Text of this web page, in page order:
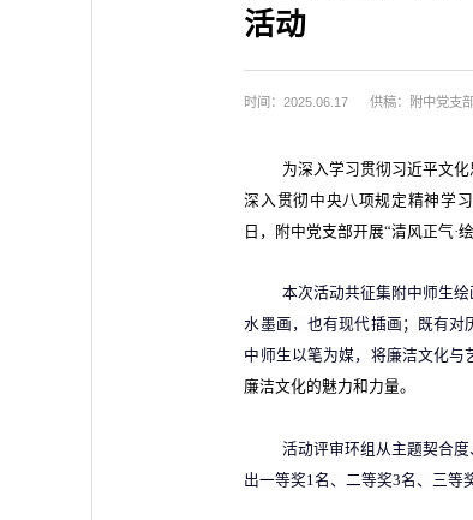
活动
时间：2025.06.17 供稿：附中党支
为深入学习贯彻习近平文
深入贯彻中央八项规定精神学
日，附中党支部开展“清风正气·
本次活动共征集附中师生
水墨画，也有现代插画；既有对
中师生以笔为媒，将廉洁文化与
廉洁文化的魅力和力量。
活动评审环组从主题契合
出一等奖1名、二等奖3名、三等